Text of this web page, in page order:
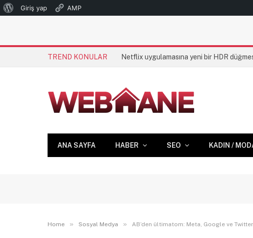
WordPress
Giriş yap AMP
TREND KONULAR Netflix uygulamasına yeni bir HDR
ANA SAYFA HABER SEO KADIN /
Home » Sosyal Medya » AB’den ültimatom: Meta, Google ve